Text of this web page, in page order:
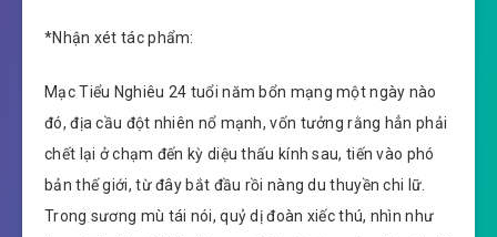
*Nhận xét tác phẩm:
Mạc Tiểu Nghiêu 24 tuổi năm bổn mạng một ngày nào
đó, địa cầu đột nhiên nổ mạnh, vốn tưởng rằng hẳn phải
chết lại ở chạm đến kỳ diệu thấu kính sau, tiến vào phó
bản thế giới, từ đây bắt đầu rồi nàng du thuyền chi lữ.
Trong sương mù tái nói, quỷ dị đoàn xiếc thú, nhìn như